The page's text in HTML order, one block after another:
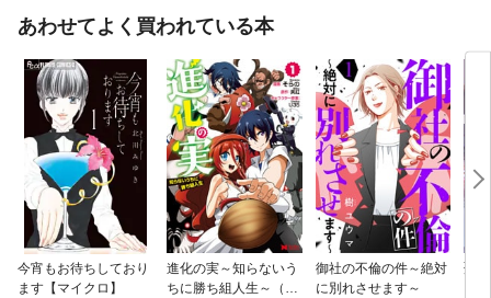
あわせてよく買われている本
今宵もお待ちしており
ます【マイクロ】
進化の実～知らないう
ちに勝ち組人生～（コ
御社の不倫の件～絶対
に別れさせます～
聖